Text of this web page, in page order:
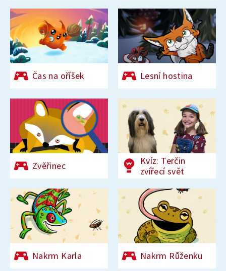
Čas na oříšek Lesní hostina
Zvěřinec
Kvíz: Terčin
zvířecí svět
Nakrm Karla Nakrm Růženku